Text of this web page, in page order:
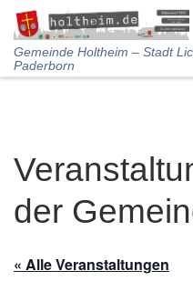
Skip to content
Gemeinde Holtheim – Stadt
Paderborn
der
« Alle Veranstaltungen